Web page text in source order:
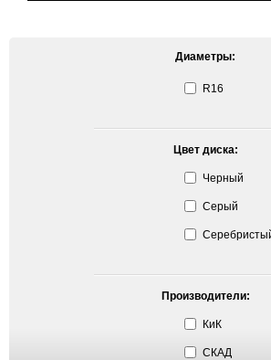
Диаметры:
R16
Цвет диска:
Черный
Серый
Производители:
КиК
СКАД